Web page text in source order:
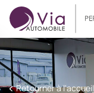
Retourner à l'accueil